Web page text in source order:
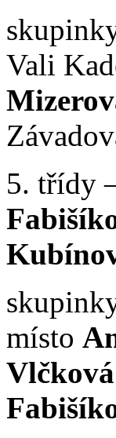
Vali
5. třídy
místo